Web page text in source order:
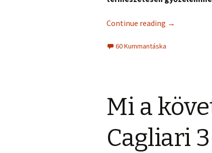
Continue reading →
60 Kummantáska
Mi a
Cagliari